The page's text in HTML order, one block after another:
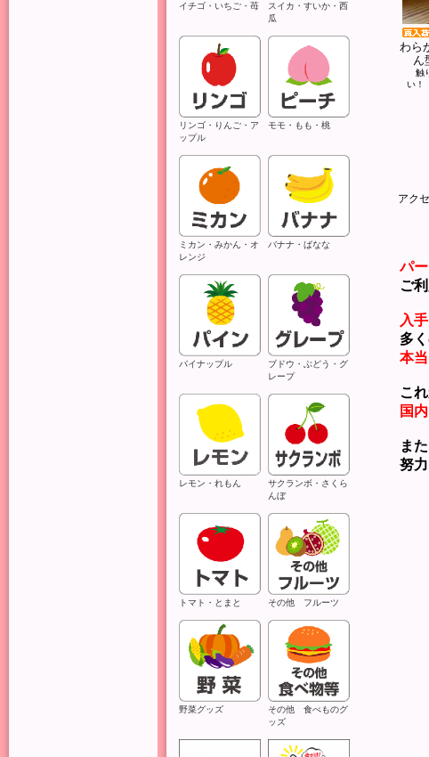
イチゴ・いちご・苺
スイカ・すいか・西
瓜
リンゴ・りんご・ア
ップル
モモ・もも・桃
ミカン・みかん・オ
レンジ
バナナ・ばなな
パイナップル
ブドウ・ぶどう・グ
レープ
レモン・れもん
サクランボ・さくら
んぼ
トマト・とまと その他 フルーツ
野菜グッズ
その他 食べものグ
ッズ
わら
ん
触
い！
アク
パ
ご利用
入
多く
本
これか
国
また
努力し